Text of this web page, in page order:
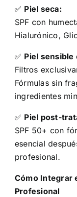
✅ Piel seca:
SPF con
Hialurónico,
✅ Piel sensible
Filtros
Fórmulas sin
ingredientes
✅ Piel post-
SPF 50+ con
esencial
profesional.
Cómo Integrar
Profesional